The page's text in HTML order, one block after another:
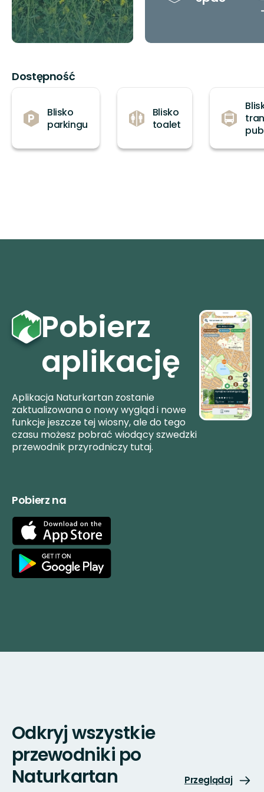
Dostępność
Blisko
parkingu
Blisko
toalet
Pobierz
aplikację
Aplikacja Naturkartan zostanie
zaktualizowana o nowy wygląd i nowe
funkcje jeszcze tej wiosny, ale do tego
czasu możesz pobrać wiodący szwedzki
przewodnik przyrodniczy tutaj.
Pobierz na
App
Store
Google
Play
Odkryj wszystkie
przewodniki po
Naturkartan
Przeglądaj